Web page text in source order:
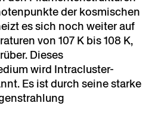
der kosmischen
es sich noch weiter auf
von 107 K bis 108 K,
Dieses
wird Intracluster-
Es ist durch seine starke